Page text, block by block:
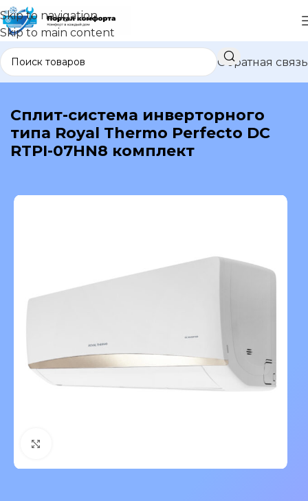
Skip to navigation
Skip to main content
Обратная связь
В каталог
Сплит-система инверторного
типа Royal Thermo Perfecto DC
RTPI-07HN8 комплект